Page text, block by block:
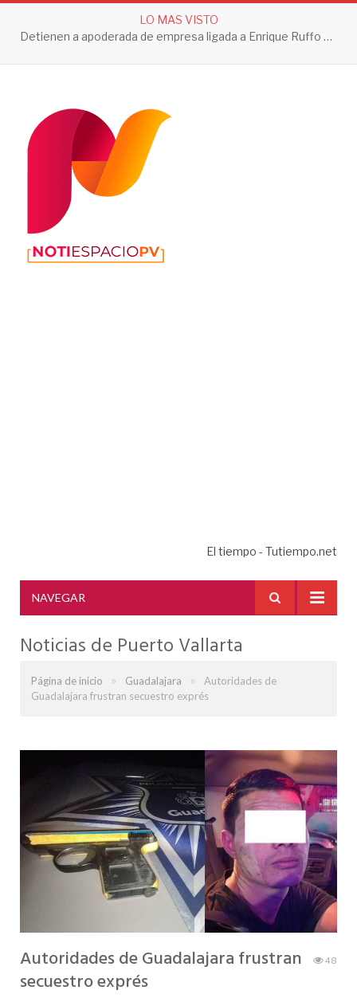
LO MAS VISTO
Detienen a apoderada de empresa ligada a Enrique Ruffo por investigación de Huachicol Fiscal
El tiempo - Tutiempo.net
NAVEGAR
Noticias de Puerto Vallarta
Página de inicio » Guadalajara »
Autoridades de
Guadalajara frustran secuestro exprés
Autoridades de Guadalajara frustran
secuestro exprés
48